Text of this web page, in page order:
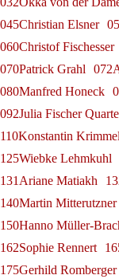
045Christian Elsner
060Christof Fischesser
070Patrick Grahl
080Manfred Honeck
092Julia Fischer
110Konstantin Krimmel
125Wiebke Lehmkuhl
131Ariane Matiakh
140Martin Mitterutzner
150Hanno Müller-
162Sophie Rennert
175Gerhild Romberger